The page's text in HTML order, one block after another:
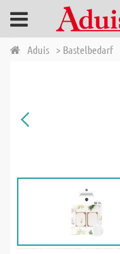
Aduis > Bastelbedarf